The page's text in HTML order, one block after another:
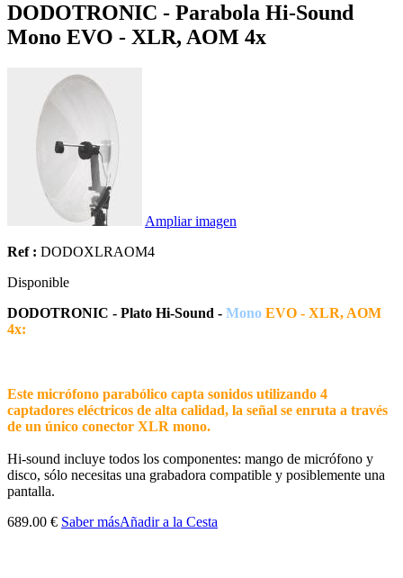
DODOTRONIC - Parabola Hi-Sound
Mono EVO - XLR, AOM 4x
Ampliar imagen
Ref : DODOXLRAOM4
Disponible
DODOTRONIC - Plato Hi-Sound - Mono EVO - XLR, AOM
4x:
Este micrófono parabólico capta sonidos utilizando 4
captadores eléctricos de alta calidad, la señal se enruta a través
de un único conector XLR mono.
Hi-sound incluye todos los componentes: mango de micrófono y
disco, sólo necesitas una grabadora compatible y posiblemente una
pantalla.
689.00 € Saber másAñadir a la Cesta